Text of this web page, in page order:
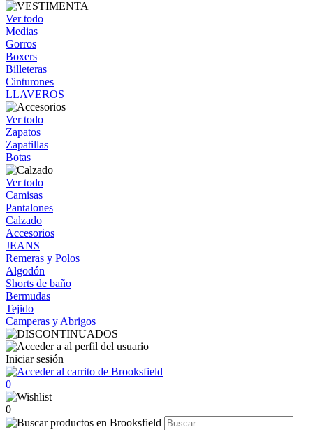
Ver todo
Medias
Gorros
Boxers
Billeteras
Cinturones
LLAVEROS
Ver todo
Zapatos
Zapatillas
Botas
Ver todo
Camisas
Pantalones
Calzado
Accesorios
JEANS
Remeras y Polos
Algodón
Shorts de baño
Bermudas
Tejido
Camperas y Abrigos
Iniciar sesión
0
0